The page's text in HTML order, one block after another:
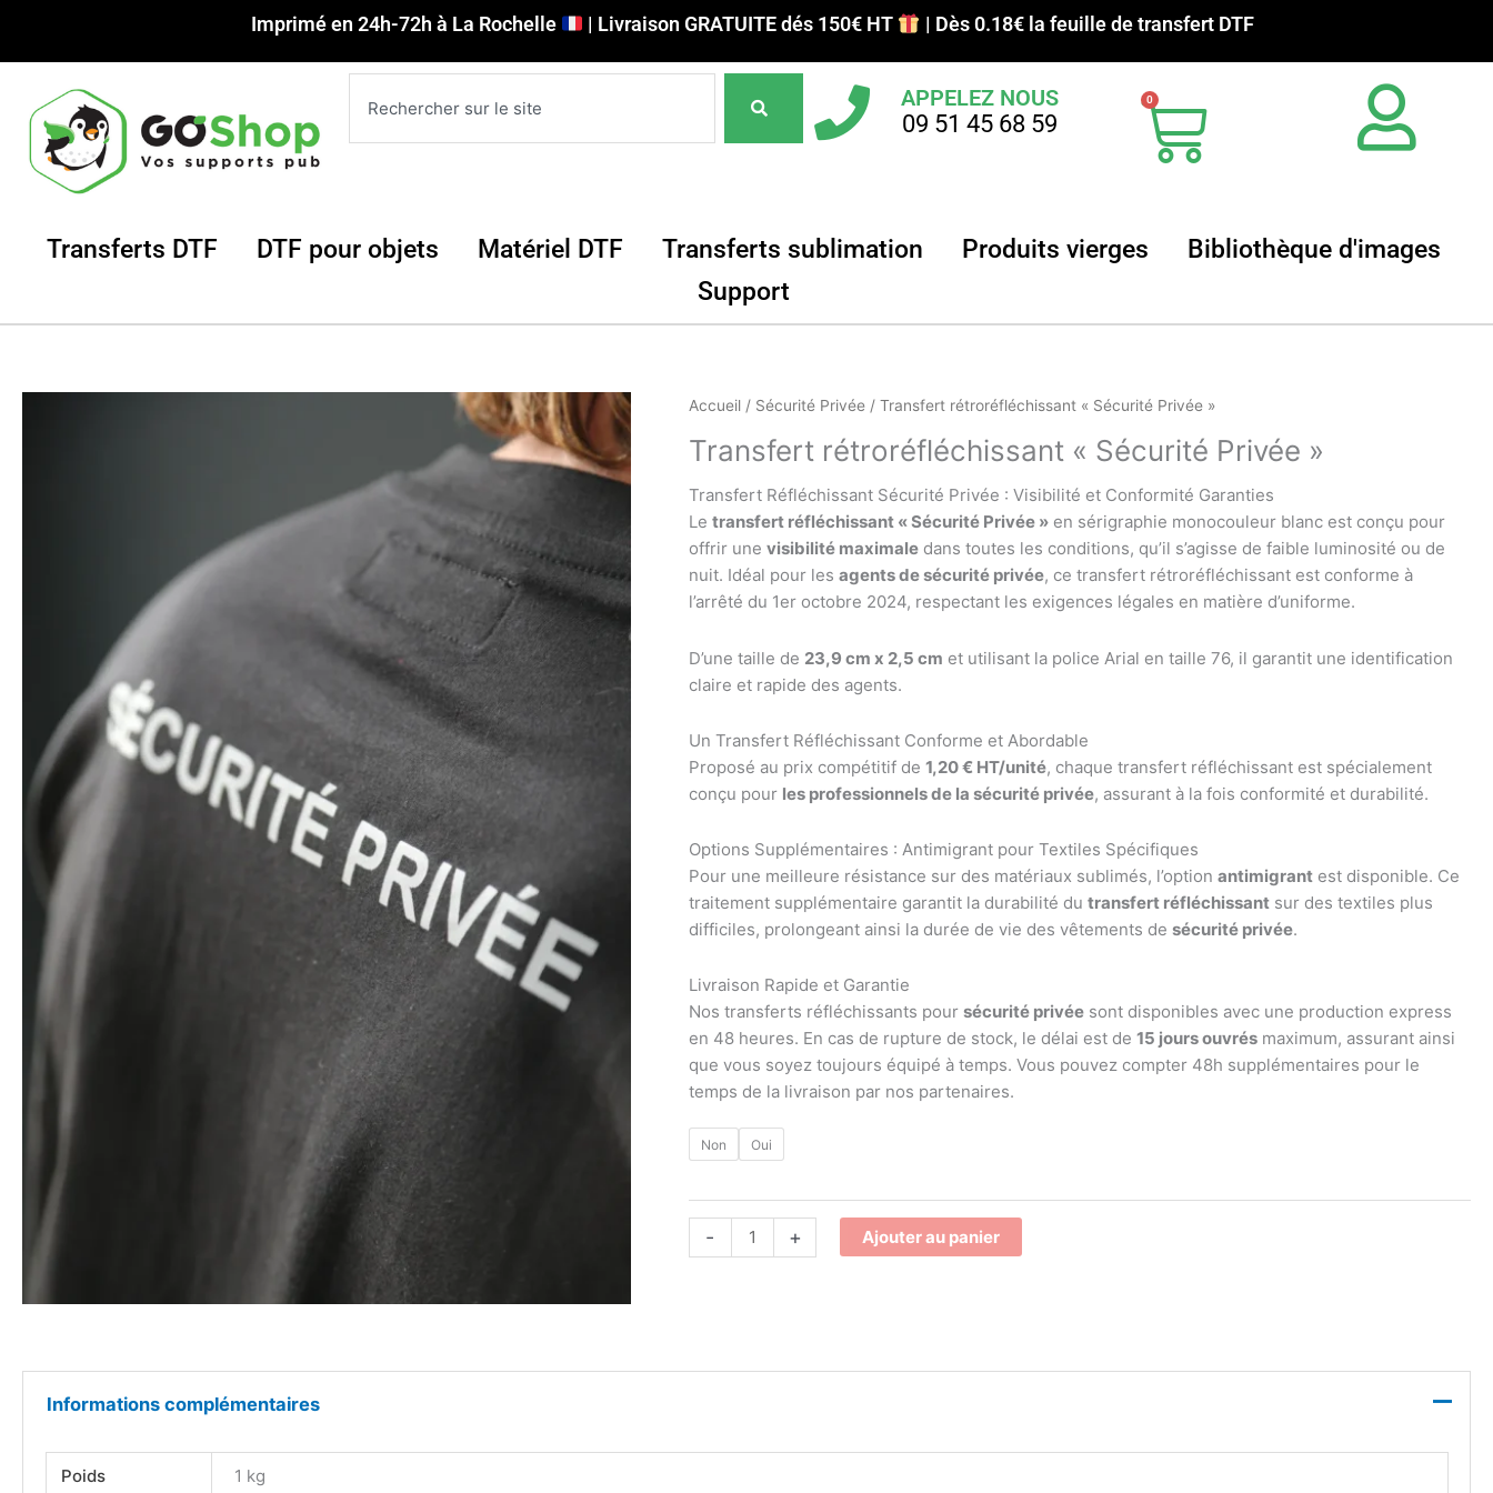
contenu
Imprimé en 24h-72h à La Rochelle | Livraison GRATUITE dés 150€ HT | Dès 0.18€ la feuille de transfert DTF
APPELEZ NOUS
09 51 45 68 59
0
Panier
Transferts DTF Ouvrir Transferts DTF
DTF pour objets Ouvrir DTF pour objets
Matériel DTF Ouvrir Matériel DTF
Transferts sublimation Ouvrir Transferts sublimation
Produits vierges Ouvrir Produits vierges
Bibliothèque d'images
Support
Accueil/ Sécurité Privée/ Transfert rétroréfléchissant « Sécurité Privée »
Transfert rétroréfléchissant « Sécurité Privée »
Transfert Réfléchissant Sécurité Privée : Visibilité et Conformité Garanties
Le transfert réfléchissant « Sécurité Privée »en sérigraphie monocouleur blanc est conçu pour
offrir une visibilité maximaledans toutes les conditions, qu’il s’agisse de faible luminosité ou de
nuit. Idéal pour les agents de sécurité privée, ce transfert rétroréfléchissant est conforme à
l’arrêté du 1er octobre 2024, respectant les exigences légales en matière d’uniforme.
D’une taille de 23,9 cm x 2,5 cm et utilisant la police Arial en taille 76, il garantit une identification
claire et rapide des agents.
Un Transfert Réfléchissant Conforme et Abordable
Proposé au prix compétitif de 1,20 € HT/unité, chaque transfert réfléchissant est spécialement
conçu pour les professionnels de la sécurité privée, assurant à la fois conformité et durabilité.
Options Supplémentaires : Antimigrant pour Textiles Spécifiques
Pour une meilleure résistance sur des matériaux sublimés, l’option antimigrantest disponible. Ce
traitement supplémentaire garantit la durabilité du transfert réfléchissantsur des textiles plus
difficiles, prolongeant ainsi la durée de vie des vêtements de sécurité privée.
Livraison Rapide et Garantie
Nos transferts réfléchissants pour sécurité privéesont disponibles avec une production express
en 48 heures. En cas de rupture de stock, le délai est de 15 jours ouvrésmaximum, assurant ainsi
que vous soyez toujours équipé à temps. Vous pouvez compter 48h supplémentaires pour le
temps de la livraison par nos partenaires.
Non Oui
-
quantité
Transfert
rétroréfléchissant
"Sécurité
Privée"
+ Ajouter au panier
Informations complémentaires
Poids 1 kg